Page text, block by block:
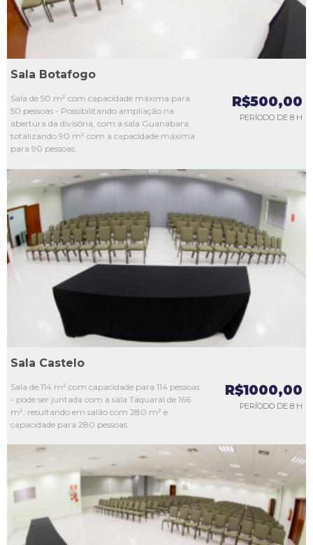
Sala Botafogo
Sala de 50 m² com capacidade máxima para
50 pessoas - Possibilitando ampliação na
abertura da divisória, com a sala Guanabara
totalizando 90 m² com a capacidade máxima
para 90 pessoas.
R$500,00
PERÍODO DE 8 H
L2
L3
L4
Sala Castelo
Sala de 114 m² com capacidade para 114 pessoas
- pode ser juntada com a sala Taquaral de 166
m², resultando em salão com 280 m² e
capacidade para 280 pessoas.
R$1000,00
PERÍODO DE 8 H
L3
L4